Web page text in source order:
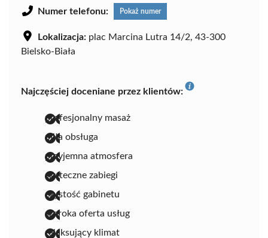
Numer telefonu: Pokaż numer
Lokalizacja: plac Marcina Lutra 14/2, 43-300
Bielsko-Biała
Najczęściej doceniane przez klientów:
profesjonalny masaż
miła obsługa
przyjemna atmosfera
skuteczne zabiegi
czystość gabinetu
szeroka oferta usług
relaksujący klimat